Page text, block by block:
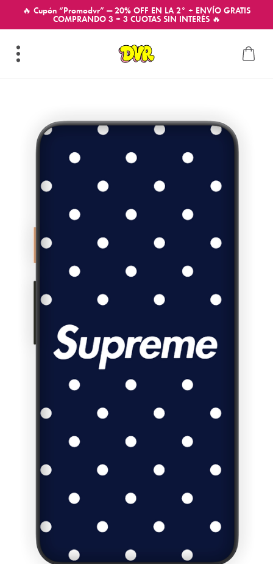
🔥 Cupón “Promodvr” — 20% OFF EN LA 2° + ENVÍO GRATIS
COMPRANDO 3 + 3 CUOTAS SIN INTERÉS 🔥